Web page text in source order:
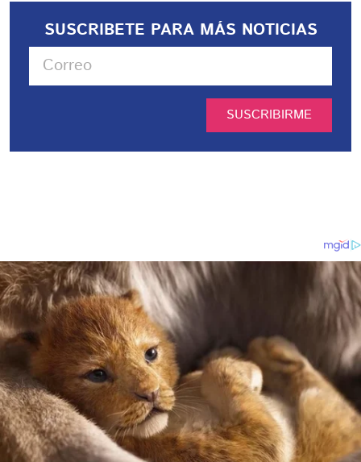
SUSCRIBETE PARA MÁS NOTICIAS
SUSCRIBIRME